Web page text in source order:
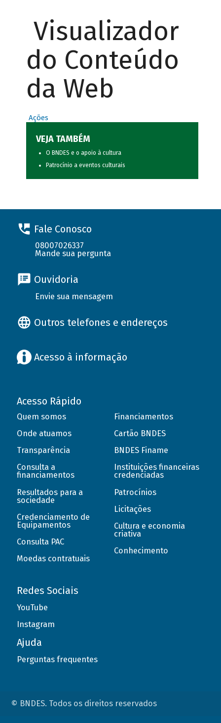
Visualizador
do Conteúdo
da Web
Ações
VEJA TAMBÉM
O BNDES e o apoio à cultura
Patrocínio a eventos culturais
Fale Conosco
08007026337
Mande sua pergunta
Ouvidoria
Envie sua mensagem
Outros telefones e endereços
Acesso à informação
Acesso Rápido
Quem somos
Onde atuamos
Transparência
Consulta a
financiamentos
Resultados para a
sociedade
Credenciamento de
Equipamentos
Consulta PAC
Moedas contratuais
Financiamentos
Cartão BNDES
BNDES Finame
Instituições financeiras
credenciadas
Patrocínios
Licitações
Cultura e economia
criativa
Conhecimento
Redes Sociais
YouTube
Instagram
Ajuda
Perguntas frequentes
© BNDES. Todos os direitos reservados